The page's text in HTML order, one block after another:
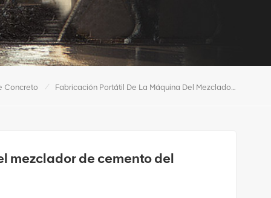
Concreto / Fabricación Portátil De La Máquina Del Mezclador De Cemento Del Motor De Gasolina 160L
mezclador de cemento del